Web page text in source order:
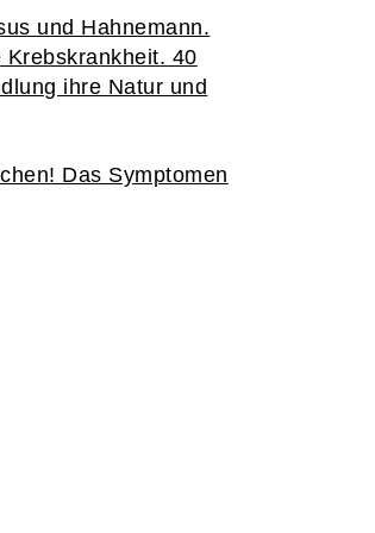
und Hahnemann.
40
ihre Natur und
Das Symptomen